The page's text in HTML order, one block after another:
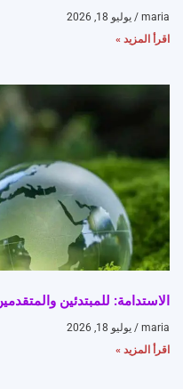
maria
يوليو 18, 2026
اقرأ المزيد »
الاستدامة: للمبتدئين
maria
يوليو 18, 2026
اقرأ المزيد »